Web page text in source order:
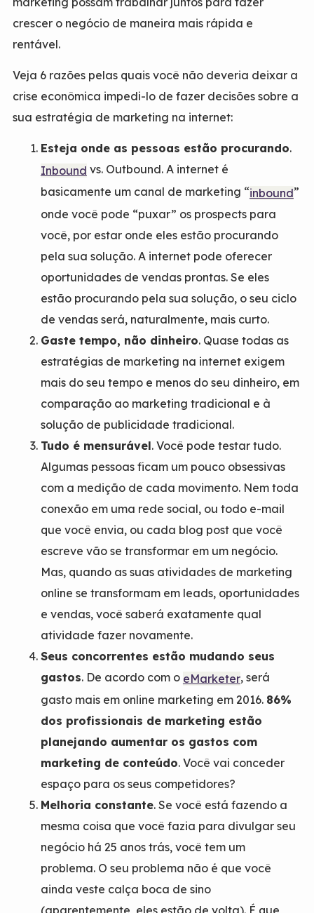
crescer o negócio de maneira mais rápida e
rentável.
Veja 6 razões pelas quais você não deveria deixar a
crise econômica impedi-lo de fazer decisões sobre a
sua estratégia de marketing na internet:
Esteja onde as pessoas estão procurando.
Inbound vs. Outbound. A internet é
basicamente um canal de marketing “inbound”
onde você pode “puxar” os prospects para
você, por estar onde eles estão procurando
pela sua solução. A internet pode oferecer
oportunidades de vendas prontas. Se eles
estão procurando pela sua solução, o seu ciclo
de vendas será, naturalmente, mais curto.
Gaste tempo, não dinheiro. Quase todas as
estratégias de marketing na internet exigem
mais do seu tempo e menos do seu dinheiro, em
comparação ao marketing tradicional e à
solução de publicidade tradicional.
Tudo é mensurável. Você pode testar tudo.
Algumas pessoas ficam um pouco obsessivas
com a medição de cada movimento. Nem toda
conexão em uma rede social, ou todo e-mail
que você envia, ou cada blog post que você
escreve vão se transformar em um negócio.
Mas, quando as suas atividades de marketing
online se transformam em leads, oportunidades
e vendas, você saberá exatamente qual
atividade fazer novamente.
Seus concorrentes estão mudando seus
gastos. De acordo com o eMarketer, será
gasto mais em online marketing em 2016. 86%
dos profissionais de marketing estão
planejando aumentar os gastos com
marketing de conteúdo. Você vai conceder
espaço para os seus competidores?
Melhoria constante. Se você está fazendo a
mesma coisa que você fazia para divulgar seu
negócio há 25 anos trás, você tem um
problema. O seu problema não é que você
ainda veste calça boca de sino
(aparentemente, eles estão de volta). É que